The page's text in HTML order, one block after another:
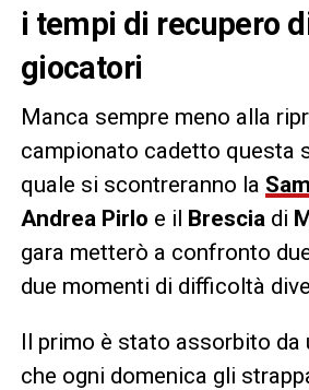
i tempi di recupero
giocatori
Manca sempre meno alla
campionato cadetto questa
quale si scontreranno la
Andrea Pirlo e il Brescia di
gara metterò a confronto
due momenti di difficoltà
Il primo è stato assorbito da
che ogni domenica gli